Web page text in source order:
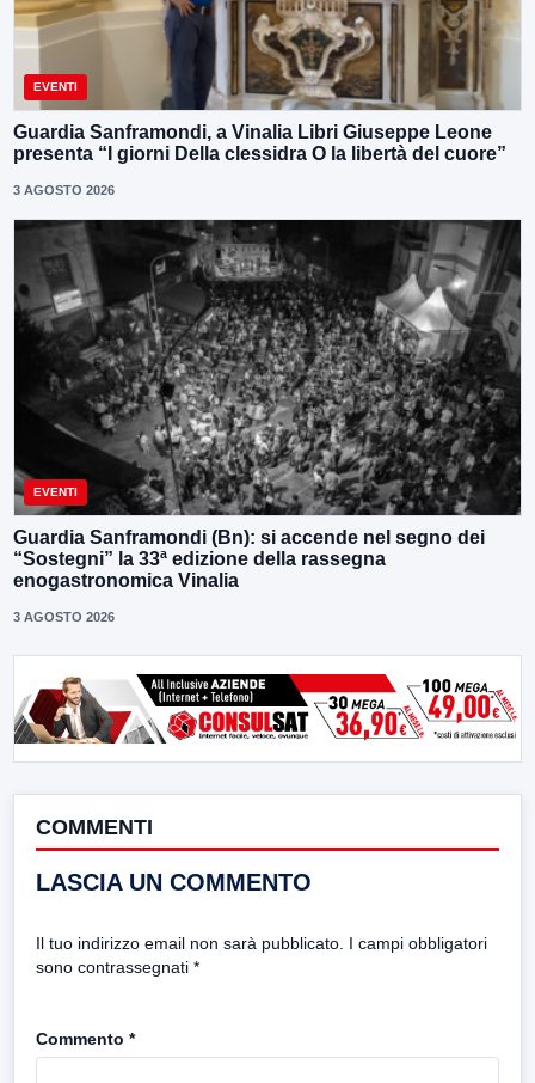
EVENTI
Guardia Sanframondi, a Vinalia Libri Giuseppe Leone
presenta “I giorni Della clessidra O la libertà del cuore”
3 AGOSTO 2026
EVENTI
Guardia Sanframondi (Bn): si accende nel segno dei
“Sostegni” la 33ª edizione della rassegna
enogastronomica Vinalia
3 AGOSTO 2026
COMMENTI
LASCIA UN COMMENTO
Il tuo indirizzo email non sarà pubblicato. I campi obbligatori
sono contrassegnati *
Commento *